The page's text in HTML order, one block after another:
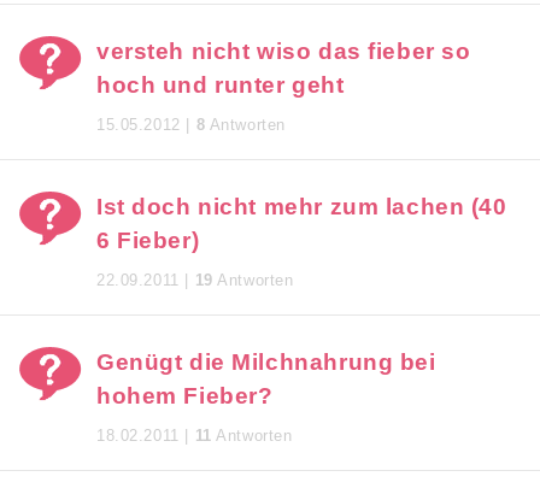
versteh nicht wiso das fieber so
hoch und runter geht
15.05.2012 | 8 Antworten
Ist doch nicht mehr zum lachen (40
6 Fieber)
22.09.2011 | 19 Antworten
Genügt die Milchnahrung bei
hohem Fieber?
18.02.2011 | 11 Antworten